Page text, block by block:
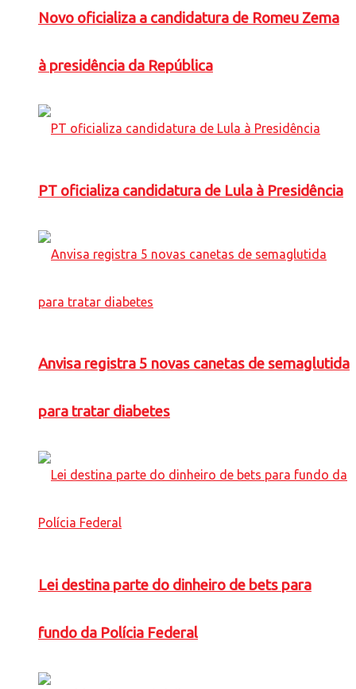
Novo oficializa a candidatura de Romeu Zema
à presidência da República
PT oficializa candidatura de Lula à Presidência
Anvisa registra 5 novas canetas de semaglutida
para tratar diabetes
Lei destina parte do dinheiro de bets para
fundo da Polícia Federal